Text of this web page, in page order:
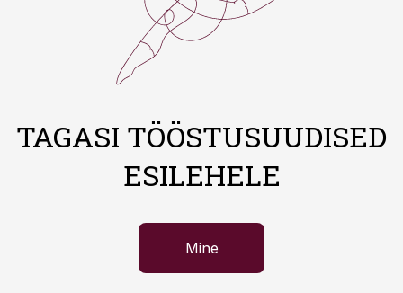
TAGASI TÖÖSTUSUUDISED
ESILEHELE
Mine